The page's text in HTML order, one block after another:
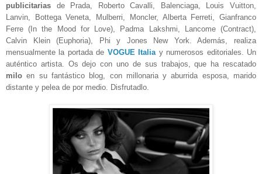
publicitarias de Prada, Roberto Cavalli, Balenciaga, Louis Vuitton,
Lanvin, Bottega Veneta, Mulberri, Moncler, Alberta Ferreti, Gianfranco
Ferre (In the Mood for Love), Padma Lakshmi, Lancome (Contract),
Calvin Klein (Euphoria), Phi y Jones New York. Además, realiza
mensualmente la portada de VOGUE Italia y numerosos editoriales. Un
auténtico artista. Os dejo con uno de sus trabajos, que ha rescatado
milo en su fantástico blog, con millonaria y aburrida esposa, marido
distante y pelea de por medio. Disfrutadlo.